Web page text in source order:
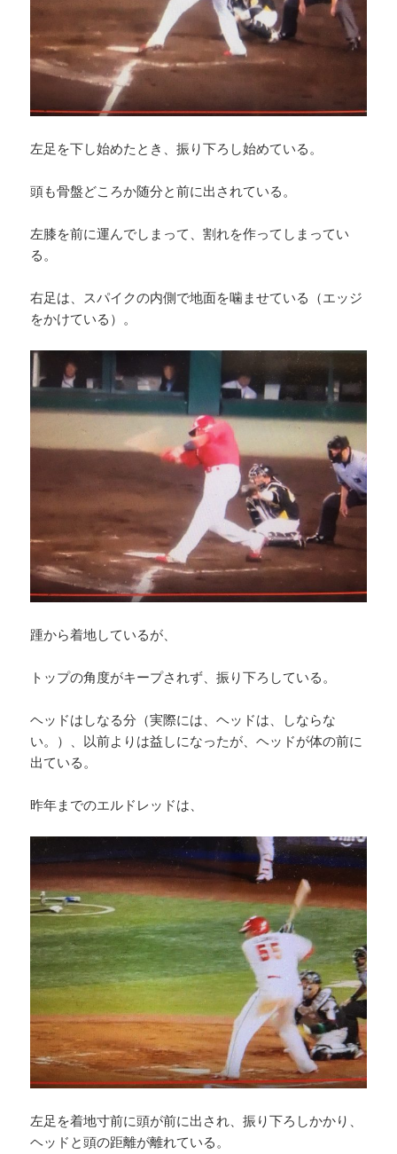
左足を下し始めたとき、振り下ろし始めている。
頭も骨盤どころか随分と前に出されている。
左膝を前に運んでしまって、割れを作ってしまってい
る。
右足は、スパイクの内側で地面を噛ませている（エッジ
をかけている）。
踵から着地しているが、
トップの角度がキープされず、振り下ろしている。
ヘッドはしなる分（実際には、ヘッドは、しならな
い。）、以前よりは益しになったが、ヘッドが体の前に
出ている。
昨年までのエルドレッドは、
左足を着地寸前に頭が前に出され、振り下ろしかかり、
ヘッドと頭の距離が離れている。